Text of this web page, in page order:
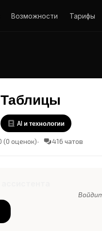
Возможности Тарифы
Таблицы
AI и технологии
(0 оценок) 416 чатов